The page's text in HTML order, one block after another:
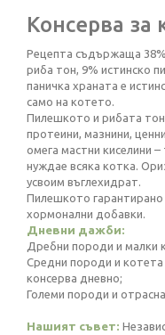
Консерва за
Рецепта съдържаща
риба тон, 9% истинско
паничка храната е
само на котето.
Пилешкото и рибата тон
протеини, мазнини,
омега мастни киселини
нуждае всяка котка.
усвоим въглехидрат.
Пилешкото гарантирано
хормонални добавки.
Дневни дажби:
Дребни породи и малки
Средни породи и
консерва дневно;
Големи породи и
Нашият съвет: